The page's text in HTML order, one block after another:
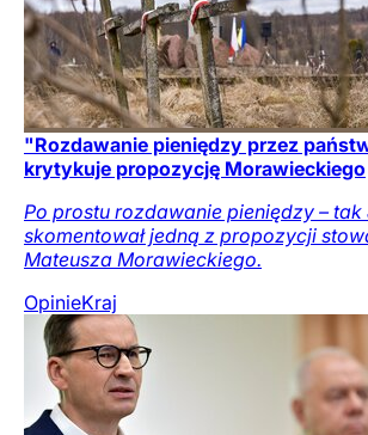
"Rozdawanie pieniędzy przez
krytykuje propozycję Morawieckiego
Po prostu rozdawanie pieniędzy – tak
skomentował jedną z propozycji
Mateusza Morawieckiego.
OpinieKraj